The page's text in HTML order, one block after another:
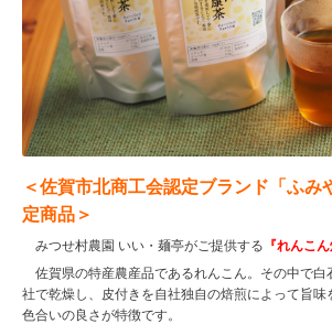
＜佐賀市北商工会認定ブランド「ふみ
定商品＞
みつせ村農園 いい・麺亭がご提供する 『れんこ
佐賀県の特産農産品であるれんこん。その中で白
社で乾燥し、皮付きを自社独自の焙煎によって旨味
色合いの良さが特徴です。